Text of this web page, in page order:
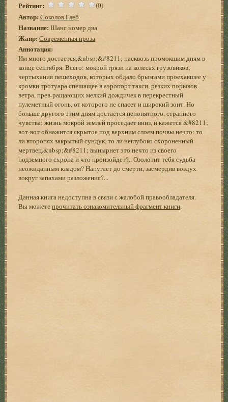
Рейтинг: (0)
Автор: Соколов Глеб
Название: Шанс номер два
Жанр: Современная проза
Аннотация:
Им много достается,&nbsp;&#8211; насквозь промокшим дням в
конце сентября. Всего: мокрой грязи на колесах грузовиков,
чертыхания пешеходов, которых обдало брызгами проехавшее у
кромки тротуара спешащее в аэропорт такси, резких порывов
ветра, прев-ращающих мелкий дождичек в перекрестный
пулеметный огонь, от которого не спасет и широкий зонт. Но
больше другого этим дням достается непонятного, странного
чувства: жизнь мокрой землей проседает вниз, и кажется &#8211;
вот-вот обнажится скрытое под верхним слоем почвы нечто: то
ли второпях закрытый сундук, то ли неглубоко схороненный
мертвец.&nbsp;&#8211; вынырнет это нечто из своего
подземного схрона и что произойдет?.. Озолотит тебя судьба
неожиданным кладом? Напугает до смерти, засмердив воздух
вокруг запахами разложения?...
Данная книга недоступна в связи с жалобой правообладателя.
Вы можетепрочитать ознакомительный фрагмент книги.